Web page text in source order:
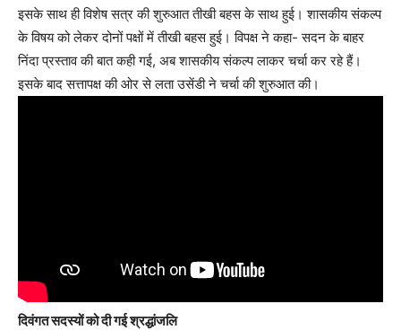
इसके साथ ही विशेष सत्र की शुरुआत तीखी बहस के साथ हुई। शासकीय संकल्प
के विषय को लेकर दोनों पक्षों में तीखी बहस हुई। विपक्ष ने कहा- सदन के बाहर
निंदा प्रस्ताव की बात कही गई, अब शासकीय संकल्प लाकर चर्चा कर रहे हैं।
इसके बाद सत्तापक्ष की ओर से लता उसेंडी ने चर्चा की शुरुआत की।
दिवंगत सदस्यों को दी गई श्रद्धांजलि